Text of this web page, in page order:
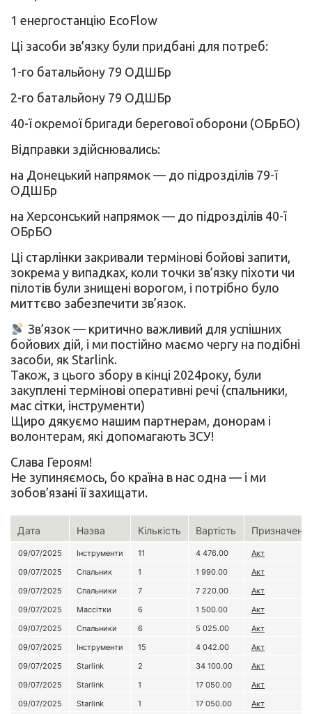
1 енергостанцію EcoFlow
Ці засоби зв’язку були придбані для потреб:
1-го батальйону 79 ОДШБр
2-го батальйону 79 ОДШБр
40-ї окремої бригади берегової оборони (ОБрБО)
Відправки здійснювались:
на Донецький напрямок — до підрозділів 79-ї
ОДШБр
на Херсонський напрямок — до підрозділів 40-ї
ОБрБО
Ці старлінки закривали термінові бойові запити,
зокрема у випадках, коли точки зв’язку піхоти чи
пілотів були знищені ворогом, і потрібно було
миттєво забезпечити зв’язок.
Зв’язок — критично важливий для успішних
бойових дій, і ми постійно маємо чергу на подібні
засоби, як Starlink.
Також, з цього збору в кінці 2024року, були
закуплені термінові оперативні речі (спальники,
мас сітки, інструменти)
Щиро дякуємо нашим партнерам, донорам і
волонтерам, які допомагають ЗСУ!
Слава Героям!
Не зупиняємось, бо країна в нас одна — і ми
зобов’язані її захищати.
Дата Назва Кількість Вартість
09/07/2025 Інструменти 11 4 476.00
Акт
09/07/2025
Спальник 1 1 990.00
Акт
09/07/2025
Спальники 7 7 220.00
Акт
09/07/2025
Массітки 6 1 500.00
Акт
09/07/2025
Спальники 6 5 025.00
Акт
09/07/2025
Інструменти 15 4 042.00
Акт
09/07/2025
Starlink 2 34 100.00
Акт
09/07/2025
Starlink 1 17 050.00
Акт
09/07/2025
Starlink 1 17 050.00
Акт